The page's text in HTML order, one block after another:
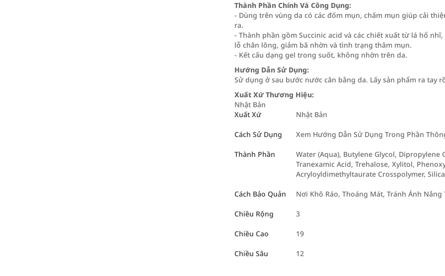
Thành Phần Chính Và Công Dụng:
- Dùng trên vùng da có các đốm mụn, chấm mụn giúp cải
ra.
- Thành phần gồm Succinic acid và các chiết xuất từ lá hổ
lỗ chân lông, giảm bã nhờn và tình trạng thâm mụn.
- Kết cấu dạng gel trong suốt, không nhờn trên da.
Hướng Dẫn Sử Dụng:
Sử dụng ở sau bước nước cân bằng da. Lấy sản phẩm ra tay
Xuất Xứ Thương Hiệu:
Nhật Bản
Xuất Xứ
Nhật Bản
Cách Sử Dụng Xem Hướng Dẫn Sử Dụng Trong Phần
Thành Phần
Water (Aqua), Butylene Glycol,
Tranexamic Acid, Trehalose, Xylitol,
Acryloyldimethyltaurate Crosspolymer,
Cách Bảo Quản Nơi Khô Ráo, Thoáng Mát, Tránh Ánh
Chiều Rộng 3
Chiều Cao 19
Chiều Sâu 12